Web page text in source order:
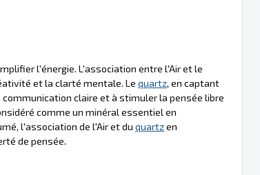
l'énergie. L'association entre l'Air et le
et la clarté mentale. Le quartz, en captant
claire et à stimuler la pensée libre
comme un minéral essentiel en
l'association de l'Air et du quartzen
de pensée.